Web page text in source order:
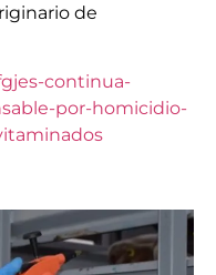
de
continua-
por-homicidio-